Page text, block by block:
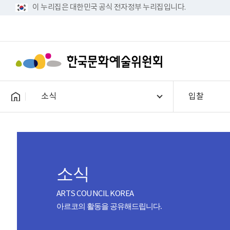
이 누리집은 대한민국 공식 전자정부 누리집입니다.
소식 입찰
소식
ARTS COUNCIL KOREA
아르코의 활동을 공유해드립니다.